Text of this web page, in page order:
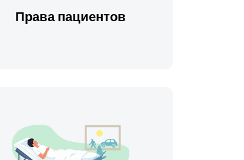
Права пациентов